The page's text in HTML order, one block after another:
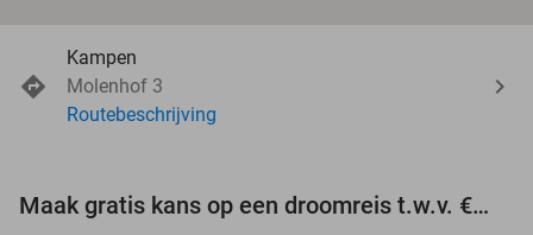
Kampen
Molenhof 3
Routebeschrijving
Maak gratis kans op een droomreis t.w.v. €3.000!